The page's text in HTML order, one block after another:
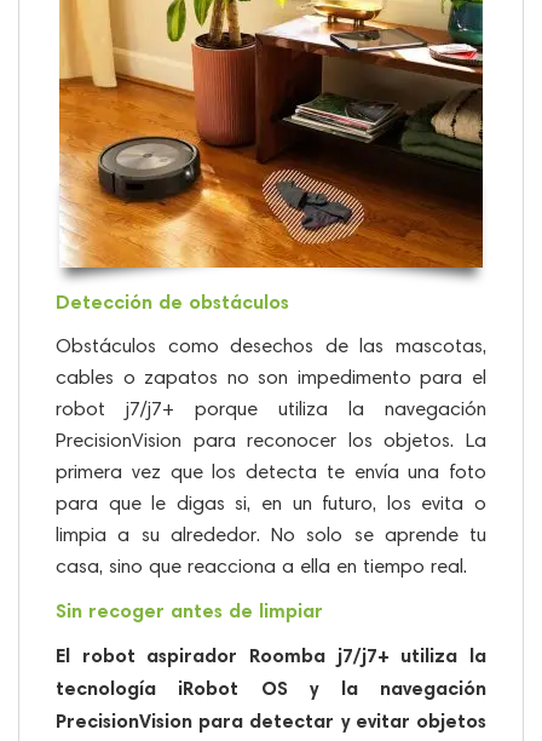
Detección de obstáculos
Obstáculos como desechos de las mascotas,
cables o zapatos no son impedimento para el
robot j7/j7+ porque utiliza la navegación
PrecisionVision para reconocer los objetos. La
primera vez que los detecta te envía una foto
para que le digas si, en un futuro, los evita o
limpia a su alrededor. No solo se aprende tu
casa, sino que reacciona a ella en tiempo real. ​
Sin recoger antes de limpiar
El robot aspirador Roomba j7/j7+ utiliza la
tecnología iRobot OS y la navegación
PrecisionVision para detectar y evitar objetos